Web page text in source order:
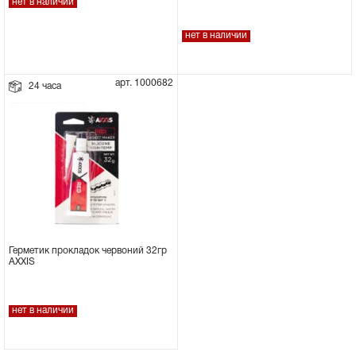
нет в наличии
нет в наличии
24 часа арт. 1000682
Герметик прокладок червоний 32гр
AXXIS
нет в наличии